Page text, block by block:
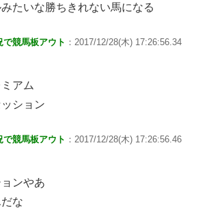
たいな勝ちきれない馬になる
競馬板アウト ：2017/12/28(木) 17:26:56.34
アム
ション
競馬板アウト ：2017/12/28(木) 17:26:56.46
ンやあ
な